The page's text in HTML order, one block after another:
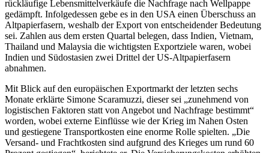
rückläufige Lebensmittelverkäufe die Nachfrage nach Wellpappe
gedämpft. Infolgedessen gebe es in den USA einen Überschuss an
Altpapierfasern, weshalb der Export von entscheidender Bedeutung
sei. Zahlen aus dem ersten Quartal belegen, dass Indien, Vietnam,
Thailand und Malaysia die wichtigsten Exportziele waren, wobei
Indien und Südostasien zwei Drittel der US-Altpapierfasern
abnahmen.
Mit Blick auf den europäischen Exportmarkt der letzten sechs
Monate erklärte Simone Scaramuzzi, dieser sei „zunehmend von
logistischen Faktoren statt von Angebot und Nachfrage bestimmt“
worden, wobei externe Einflüsse wie der Krieg im Nahen Osten
und gestiegene Transportkosten eine enorme Rolle spielten. „Die
Versand- und Frachtkosten sind aufgrund des Krieges um rund 60